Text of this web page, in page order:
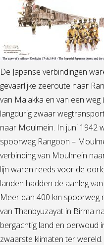
De Japanse verbindingen
gevaarlijke zeeroute naar
van Malakka en van een
langdurig zwaar
naar Moulmein. In juni 1942
spoorweg Rangoon –
verbinding van Moulmein
lijn waren reeds voor de
landen hadden de aanleg
Meer dan 400 km spoorweg
van Thanbyuzayat in Birma
bergachtig land en oerwoud
zwaarste klimaten ter wereld.